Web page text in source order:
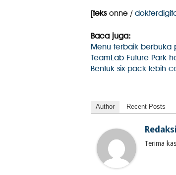
[teksonne /
Baca juga:
Menu terbaik berbuka
TeamLab Future Park
Bentuk six-pack lebih
Author Recent Posts
Redaksi
Terima